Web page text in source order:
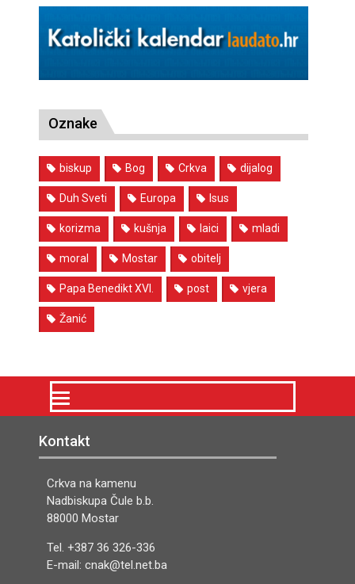
Oznake
biskup Bog Crkva dijalog
Duh Sveti Europa Isus
korizma kušnja laici mladi
moral Mostar obitelj
Papa Benedikt XVI. post vjera
Žanić
Kontakt
Crkva na kamenu
Nadbiskupa Čule b.b.
88000 Mostar
Tel. +387 36 326-336
E-mail: cnak@tel.net.ba